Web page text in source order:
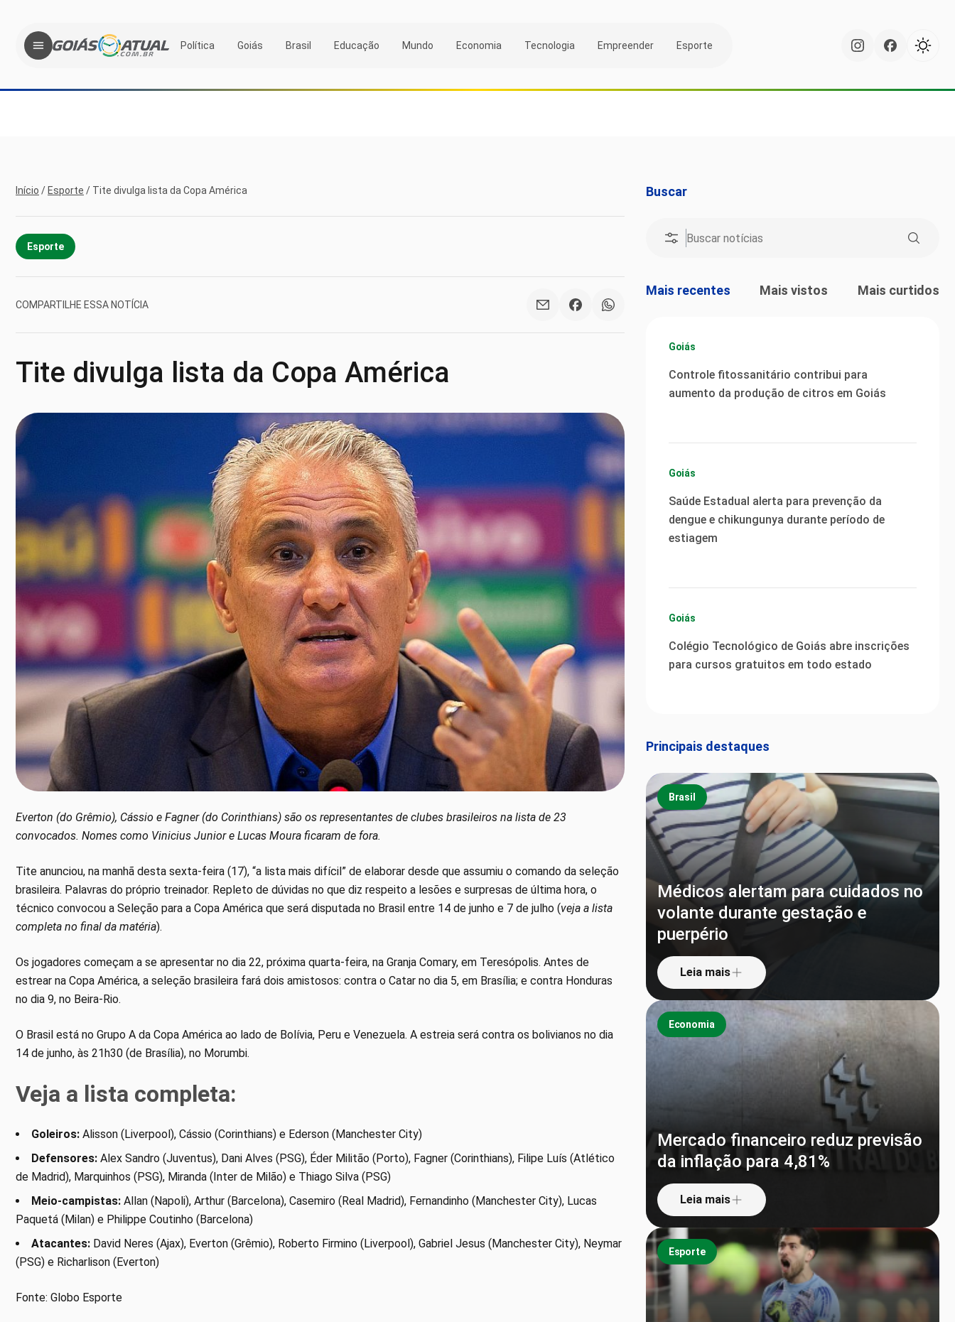
Política Goiás Brasil Educação Mundo Economia Tecnologia Empreender Esporte
Início / Esporte / Tite divulga lista da Copa América
Esporte
COMPARTILHE ESSA NOTÍCIA
Tite divulga lista da Copa América
Everton (do Grêmio), Cássio e Fagner (do Corinthians) são os representantes de clubes brasileiros na lista de 23
convocados. Nomes como Vinicius Junior e Lucas Moura ficaram de fora.
Tite anunciou, na manhã desta sexta-feira (17), “a lista mais difícil” de elaborar desde que assumiu o comando da seleção
brasileira. Palavras do próprio treinador. Repleto de dúvidas no que diz respeito a lesões e surpresas de última hora, o
técnico convocou a Seleção para a Copa América que será disputada no Brasil entre 14 de junho e 7 de julho (veja a lista
completa no final da matéria).
Os jogadores começam a se apresentar no dia 22, próxima quarta-feira, na Granja Comary, em Teresópolis. Antes de
estrear na Copa América, a seleção brasileira fará dois amistosos: contra o Catar no dia 5, em Brasília; e contra Honduras
no dia 9, no Beira-Rio.
O Brasil está no Grupo A da Copa América ao lado de Bolívia, Peru e Venezuela. A estreia será contra os bolivianos no dia
14 de junho, às 21h30 (de Brasília), no Morumbi.
Veja a lista completa:
Goleiros: Alisson (Liverpool), Cássio (Corinthians) e Ederson (Manchester City)
Defensores: Alex Sandro (Juventus), Dani Alves (PSG), Éder Militão (Porto), Fagner (Corinthians), Filipe Luís (Atlético
de Madrid), Marquinhos (PSG), Miranda (Inter de Milão) e Thiago Silva (PSG)
Meio-campistas: Allan (Napoli), Arthur (Barcelona), Casemiro (Real Madrid), Fernandinho (Manchester City), Lucas
Paquetá (Milan) e Philippe Coutinho (Barcelona)
Atacantes: David Neres (Ajax), Everton (Grêmio), Roberto Firmino (Liverpool), Gabriel Jesus (Manchester City), Neymar
(PSG) e Richarlison (Everton)
Fonte: Globo Esporte
Buscar
Mais recentes Mais vistos Mais curtidos
Goiás
Controle fitossanitário contribui para
aumento da produção de citros em Goiás
Goiás
Saúde Estadual alerta para prevenção da
dengue e chikungunya durante período de
estiagem
Goiás
Colégio Tecnológico de Goiás abre inscrições
para cursos gratuitos em todo estado
Principais destaques
Brasil
Médicos alertam para cuidados no
volante durante gestação e
puerpério
Leia mais
Economia
Mercado financeiro reduz previsão
da inflação para 4,81%
Leia mais
Esporte